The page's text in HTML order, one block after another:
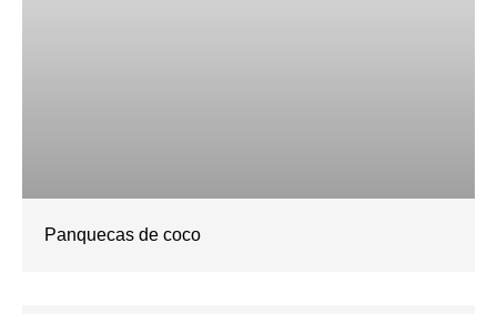
Panquecas de coco